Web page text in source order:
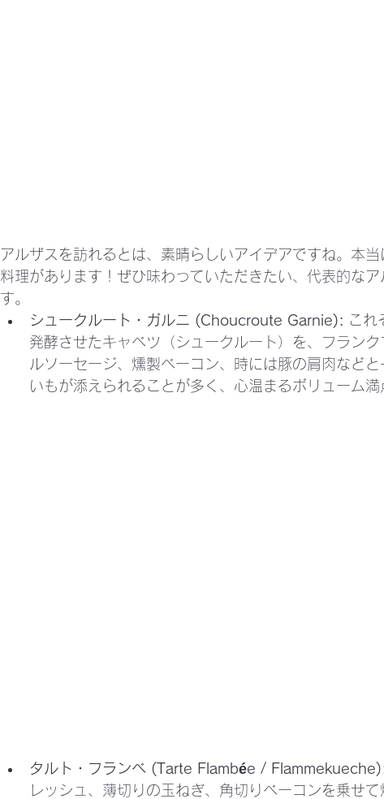
アルザスを訪れるとは、素晴らしいアイデアですね。本
料理があります！ぜひ味わっていただきたい、代表的な
す。
シュークルート・ガルニ (Choucroute Garnie): これ
発酵させたキャベツ（シュークルート）を、フラン
ルソーセージ、燻製ベーコン、時には豚の肩肉など
いもが添えられることが多く、心温まるボリューム満
タルト・フランベ (Tarte Flambée /
レッシュ、薄切りの玉ねぎ、角切りベーコンを乗せ